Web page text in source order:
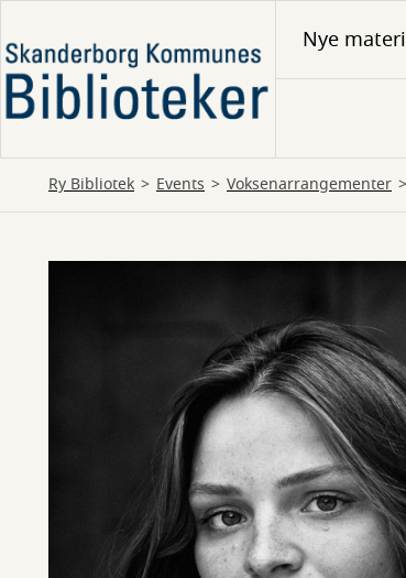
til
hovedindhold
Nye
Ry Bibliotek Events Voksenarrangementer